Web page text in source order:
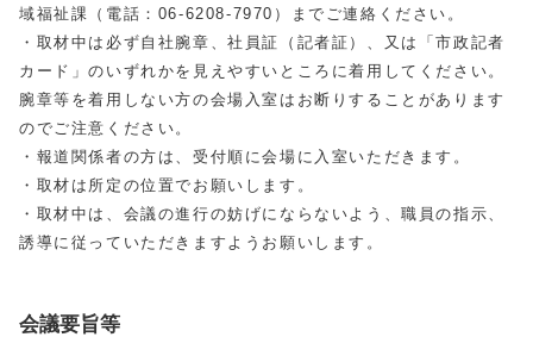
域福祉課（電話：06-6208-7970）までご連絡ください。
・取材中は必ず自社腕章、社員証（記者証）、又は「市政記者
カード」のいずれかを見えやすいところに着用してください。
腕章等を着用しない方の会場入室はお断りすることがあります
のでご注意ください。
・報道関係者の方は、受付順に会場に入室いただきます。
・取材は所定の位置でお願いします。
・取材中は、会議の進行の妨げにならないよう、職員の指示、
誘導に従っていただきますようお願いします。
会議要旨等